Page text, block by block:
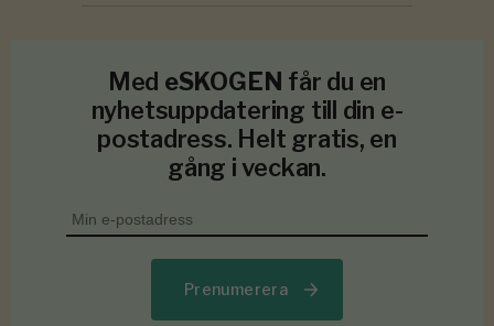
Med eSKOGEN får du en
nyhetsuppdatering till din e-
postadress. Helt gratis, en
gång i veckan.
Prenumerera